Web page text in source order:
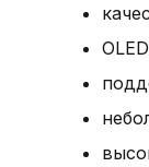
Engine